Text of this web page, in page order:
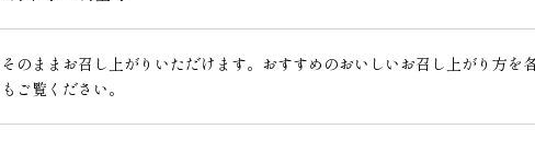
そのままお召し上がりいただけます。おすすめのおいしいお召し上がり方
もご覧ください。